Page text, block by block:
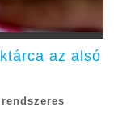
az alsó